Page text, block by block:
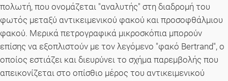
πολωτή, που ονομάζεται "αναλυτής" στη διαδρομή του
φωτός μεταξύ αντικειμενικού φακού και προσοφθάλμιου
φακού. Μερικά πετρογραφικά μικροσκόπια μπορούν
επίσης να εξοπλιστούν με τον λεγόμενο "φακό Bertrand", ο
οποίος εστιάζει και διευρύνει το σχήμα παρεμβολής που
απεικονίζεται στο οπίσθιο μέρος του αντικειμενικού